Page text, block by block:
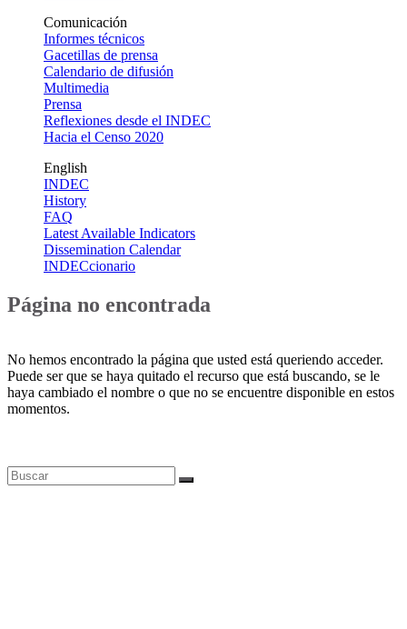
Comunicación
Informes técnicos
Gacetillas de prensa
Calendario de difusión
Multimedia
Prensa
Reflexiones desde el INDEC
Hacia el Censo 2020
English
INDEC
History
FAQ
Latest Available Indicators
Dissemination Calendar
INDECcionario
Página no encontrada
No hemos encontrado la página que usted está queriendo acceder.
Puede ser que se haya quitado el recurso que está buscando, se le
haya cambiado el nombre o que no se encuentre disponible en estos
momentos.